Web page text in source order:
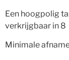
Een hoogpolig
verkrijgbaar in 8
Minimale